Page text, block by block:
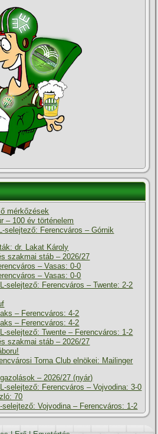
mérkőzések
– 100 év történelem
selejtező: Ferencváros – Górnik
dr. Lakat Károly
szakmai stáb – 2026/27
– Vasas: 0-0
– Vasas: 0-0
selejtező: Ferencváros – Twente: 2-2
– Ferencváros: 4-2
– Ferencváros: 4-2
selejtező: Twente – Ferencváros: 1-2
szakmai stáb – 2026/27
Torna Club elnökei: Mailinger
– 2026/27 (nyár)
selejtező: Ferencváros – Vojvodina: 3-0
70
Vojvodina – Ferencváros: 1-2